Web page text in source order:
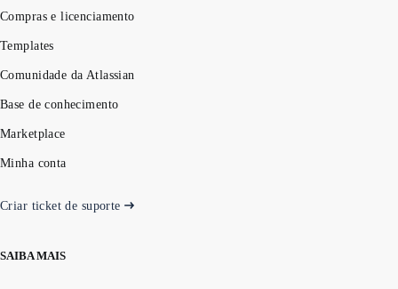
Compras e licenciamento
Templates
Comunidade da Atlassian
Base de conhecimento
Marketplace
Minha conta
Criar ticket de suporte
SAIBA MAIS